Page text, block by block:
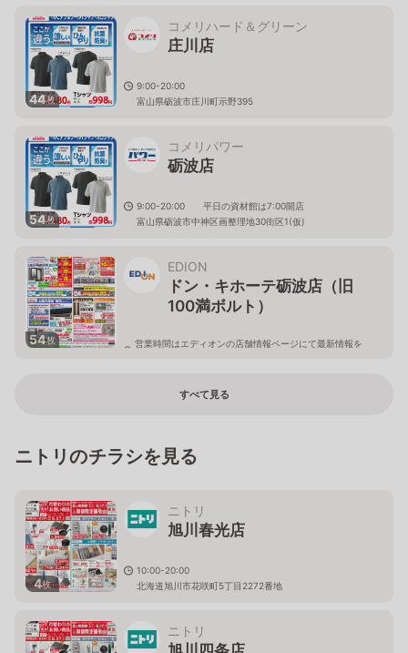
44枚
コメリハード＆グリーン
庄川店
9:00-20:00
富山県砺波市庄川町示野395
54枚
コメリパワー
砺波店
9:00-20:00 平日の資材館は7:00開店
富山県砺波市中神区画整理地30街区1(仮)
54枚
EDION
ドン・キホーテ砺波店（旧
100満ボルト）
営業時間はエディオンの店舗情報ページにて最新情報を
すべて見る
ニトリのチラシを見る
4枚
ニトリ
旭川春光店
10:00-20:00
北海道旭川市花咲町5丁目2272番地
ニトリ